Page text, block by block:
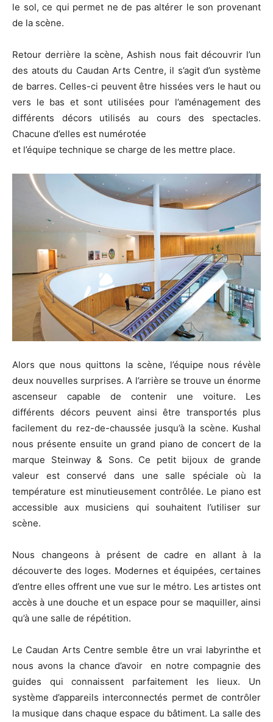
le sol, ce qui permet ne de pas altérer le son provenant
de la scène.
Retour derrière la scène, Ashish nous fait découvrir l’un
des atouts du Caudan Arts Centre, il s’agit d’un système
de barres. Celles-ci peuvent être hissées vers le haut ou
vers le bas et sont utilisées pour l’aménagement des
différents décors utilisés au cours des spectacles.
Chacune d’elles est numérotée
et l’équipe technique se charge de les mettre place.
Alors que nous quittons la scène, l’équipe nous révèle
deux nouvelles surprises. A l’arrière se trouve un énorme
ascenseur capable de contenir une voiture. Les
différents décors peuvent ainsi être transportés plus
facilement du rez-de-chaussée jusqu’à la scène. Kushal
nous présente ensuite un grand piano de concert de la
marque Steinway & Sons. Ce petit bijoux de grande
valeur est conservé dans une salle spéciale où la
température est minutieusement contrôlée. Le piano est
accessible aux musiciens qui souhaitent l’utiliser sur
scène.
Nous changeons à présent de cadre en allant à la
découverte des loges. Modernes et équipées, certaines
d’entre elles offrent une vue sur le métro. Les artistes ont
accès à une douche et un espace pour se maquiller, ainsi
qu’à une salle de répétition.
Le Caudan Arts Centre semble être un vrai labyrinthe et
nous avons la chance d’avoir
en notre compagnie des
guides qui connaissent parfaitement les lieux. Un
système d’appareils interconnectés permet de contrôler
la musique dans chaque espace du bâtiment. La salle des